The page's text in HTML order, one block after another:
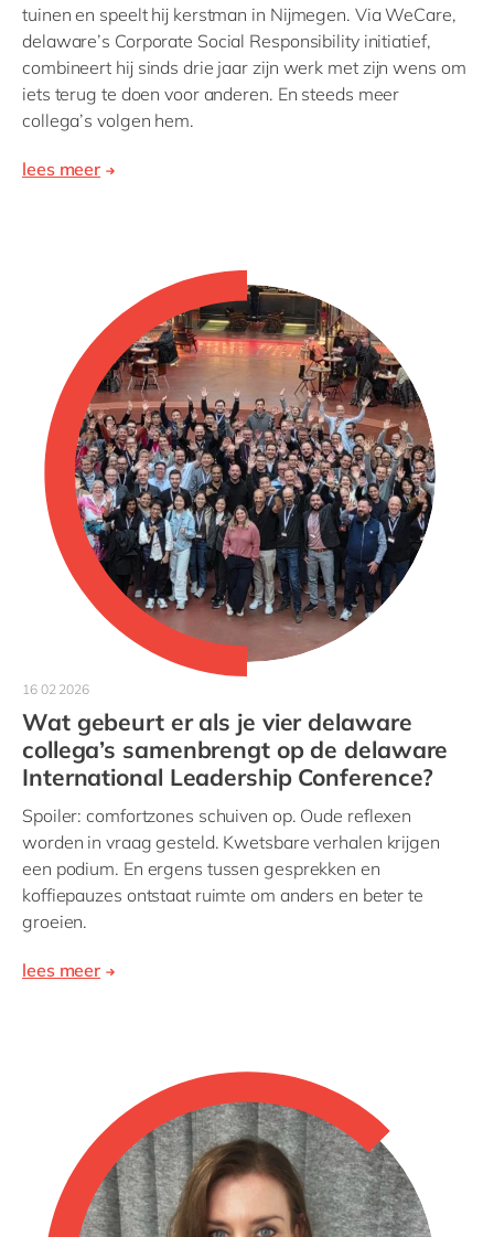
tuinen en speelt hij kerstman in Nijmegen. Via WeCare,
delaware’s Corporate Social Responsibility initiatief,
combineert hij sinds drie jaar zijn werk met zijn wens om
iets terug te doen voor anderen. En steeds meer
collega’s volgen hem.
lees meer
16 02 2026
Wat gebeurt er als je vier delaware
collega’s samenbrengt op de delaware
International Leadership Conference?
Spoiler: comfortzones schuiven op. Oude reflexen
worden in vraag gesteld. Kwetsbare verhalen krijgen
een podium. En ergens tussen gesprekken en
koffiepauzes ontstaat ruimte om anders en beter te
groeien.
lees meer